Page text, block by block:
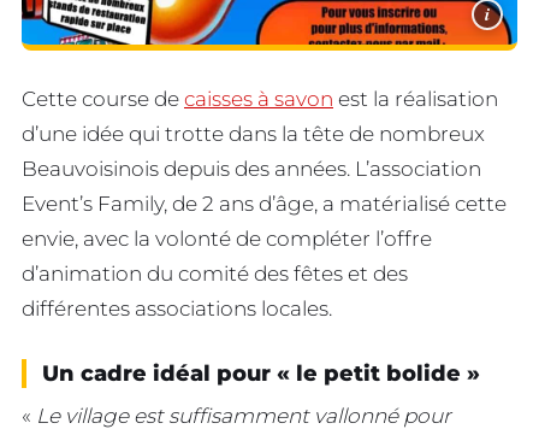
i
Cette course de caisses à savon est la réalisation
d’une idée qui trotte dans la tête de nombreux
Beauvoisinois depuis des années. L’association
Event’s Family, de 2 ans d’âge, a matérialisé cette
envie, avec la volonté de compléter l’offre
d’animation du comité des fêtes et des
différentes associations locales.
Un cadre idéal pour « le petit bolide »
« Le village est suffisamment vallonné pour